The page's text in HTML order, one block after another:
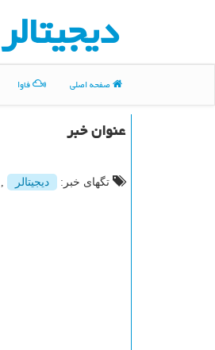
دیجیتالر
صفحه اصلی فاوا
عنوان خبر
تگهای خبر: دیجیتالر ,